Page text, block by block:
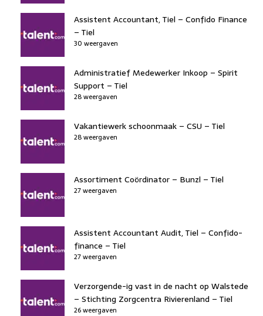
Assistent Accountant, Tiel – Confido Finance
– Tiel
30 weergaven
Administratief Medewerker Inkoop – Spirit
Support – Tiel
28 weergaven
Vakantiewerk schoonmaak – CSU – Tiel
28 weergaven
Assortiment Coördinator – Bunzl – Tiel
27 weergaven
Assistent Accountant Audit, Tiel – Confido-
finance – Tiel
27 weergaven
Verzorgende-ig vast in de nacht op Walstede
– Stichting Zorgcentra Rivierenland – Tiel
26 weergaven